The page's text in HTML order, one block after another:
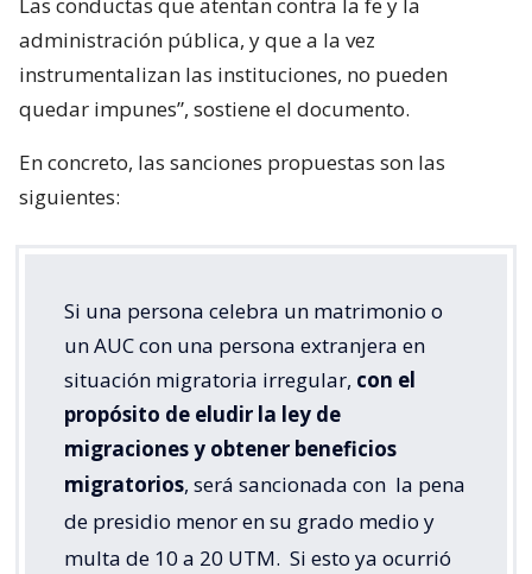
Las conductas que atentan contra la fe y la
administración pública, y que a la vez
instrumentalizan las instituciones, no pueden
quedar impunes”, sostiene el documento.
En concreto, las sanciones propuestas son las
siguientes:
Si una persona celebra un matrimonio o
un AUC con una persona extranjera en
situación migratoria irregular, con el
propósito de eludir la ley de
migraciones y obtener beneficios
migratorios, será sancionada con la pena
de presidio menor en su grado medio y
multa de 10 a 20 UTM. Si esto ya ocurrió